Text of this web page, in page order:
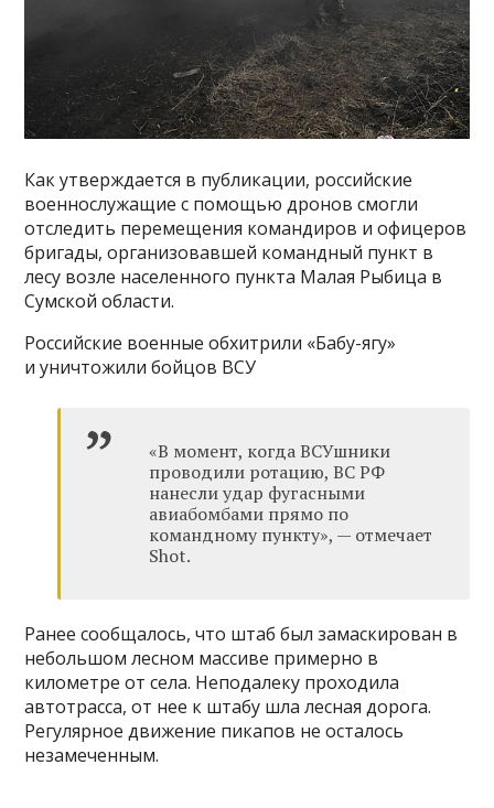
Как утверждается в публикации, российские
военнослужащие с помощью дронов смогли
отследить перемещения командиров и офицеров
бригады, организовавшей командный пункт в
лесу возле населенного пункта Малая Рыбица в
Сумской области.
Российские военные обхитрили «Бабу-ягу»
и уничтожили бойцов ВСУ
«В момент, когда ВСУшники
проводили ротацию, ВС РФ
нанесли удар фугасными
авиабомбами прямо по
командному пункту», — отмечает
Shot.
Ранее сообщалось, что штаб был замаскирован в
небольшом лесном массиве примерно в
километре от села. Неподалеку проходила
автотрасса, от нее к штабу шла лесная дорога.
Регулярное движение пикапов не осталось
незамеченным.